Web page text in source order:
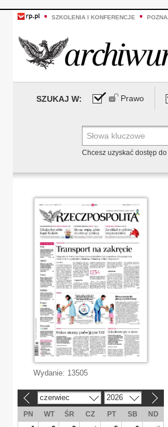
SZKOLENIA I KONFERENCJE
SZUKAJ W: Prawo
Chcesz uzyskać dostęp
Wydanie: 13505
czerwiec 2026
PN WT ŚR CZ PT SB
ND